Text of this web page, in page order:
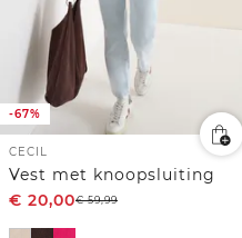
-67%
CECIL
Vest met knoopsluiting
€ 20,00€59,99